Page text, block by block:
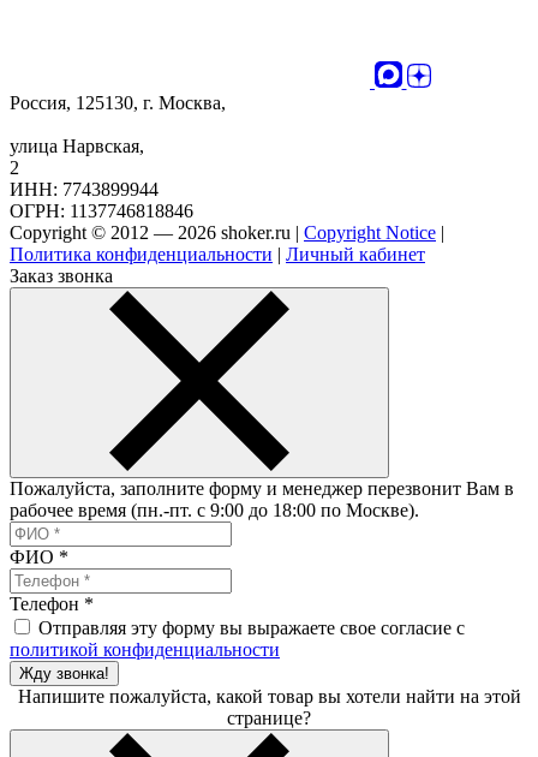
Россия, 125130, г. Москва,
улица Нарвская,
2
ИНН: 7743899944
ОГРН: 1137746818846
Copyright © 2012 — 2026 shoker.ru | Copyright Notice |
Политика конфиденциальности | Личный кабинет
Заказ звонка
Пожалуйста, заполните форму и менеджер перезвонит Вам в
рабочее время (пн.-пт. с 9:00 до 18:00 по Москве).
ФИО *
Телефон *
Отправляя эту форму вы выражаете свое согласие с
политикой конфиденциальности
Жду звонка!
Напишите пожалуйста, какой товар вы хотели найти на этой
странице?